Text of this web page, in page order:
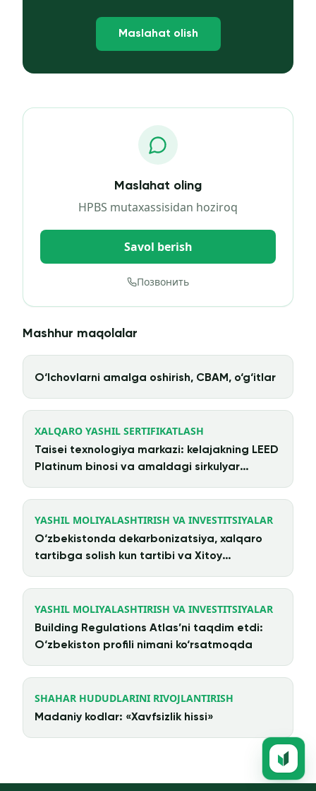
Maslahat olish
Maslahat oling
HPBS mutaxassisidan hoziroq
Savol berish
Позвонить
Mashhur maqolalar
O‘lchovlarni amalga oshirish, CBAM, o‘g‘itlar
XALQARO YASHIL SERTIFIKATLASH
Taisei texnologiya markazi: kelajakning LEED
Platinum binosi va amaldagi sirkulyar
YASHIL MOLIYALASHTIRISH VA INVESTITSIYALAR
O‘zbekistonda dekarbonizatsiya, xalqaro
tartibga solish kun tartibi va Xitoy
YASHIL MOLIYALASHTIRISH VA INVESTITSIYALAR
Building Regulations Atlas’ni taqdim etdi:
O‘zbekiston profili nimani ko‘rsatmoqda
SHAHAR HUDUDLARINI RIVOJLANTIRISH
Madaniy kodlar: «Xavfsizlik hissi»